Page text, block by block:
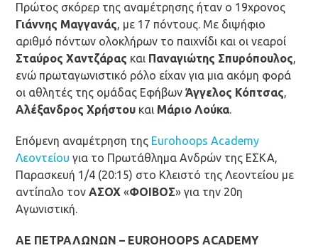
Πρώτος σκόρερ της αναμέτρησης ήταν ο 19χρονος
Γιάννης Μαγγανάς, με 17 πόντους. Με διψήφιο
αριθμό πόντων ολοκλήρων το παιχνίδι και οι νεαροί
Σταύρος Χαντζάρας και Παναγιώτης Σπυρόπουλος,
ενώ πρωταγωνιστικό ρόλο είχαν για μια ακόμη φορά
οι αθλητές της ομάδας ΕφήβωνΆγγελος Κόπτσας,
Αλέξανδρος Χρήστου και Μάριο Λούκα.
Επόμενη αναμέτρηση της Eurohoops Academy
Λεοντείου για το Πρωτάθλημα Ανδρών της ΕΣΚΑ,
Παρασκευή 1/4 (20:15) στο Κλειστό της Λεοντείου με
αντίπαλο τονΑΣΟΧ«ΦΟΙΒΟΣ» για την 20η
Αγωνιστική.
ΑΕ ΠΕΤΡΑΛΩΝΩΝ – EUROHOOPS ACADEMY